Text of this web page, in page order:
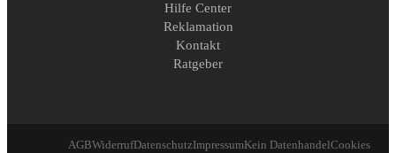
Hilfe Center
Reklamation
Kontakt
Ratgeber
AGBWiderrufDatenschutzImpressumKein DatenhandelCookies